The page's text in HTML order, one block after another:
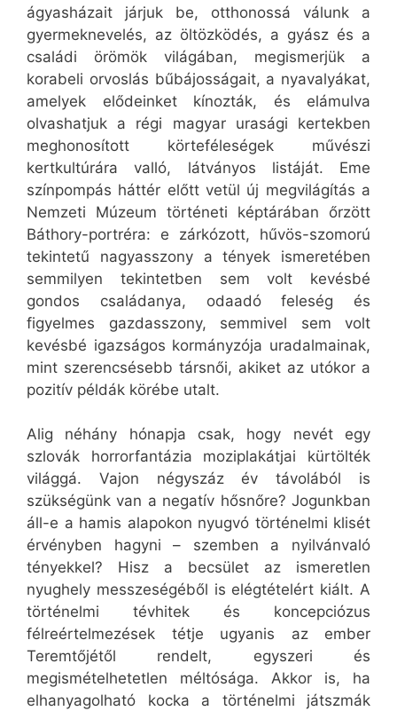
ágyasházait járjuk be, otthonossá válunk a
gyermeknevelés, az öltözködés, a gyász és a
családi örömök világában, megismerjük a
korabeli orvoslás bűbájosságait, a nyavalyákat,
amelyek elődeinket kínozták, és elámulva
olvashatjuk a régi magyar urasági kertekben
meghonosított körteféleségek művészi
kertkultúrára valló, látványos listáját. Eme
színpompás háttér előtt vetül új megvilágítás a
Nemzeti Múzeum történeti képtárában őrzött
Báthory-portréra: e zárkózott, hűvös-szomorú
tekintetű nagyasszony a tények ismeretében
semmilyen tekintetben sem volt kevésbé
gondos családanya, odaadó feleség és
figyelmes gazdasszony, semmivel sem volt
kevésbé igazságos kormányzója uradalmainak,
mint szerencsésebb társnői, akiket az utókor a
pozitív példák körébe utalt.
Alig néhány hónapja csak, hogy nevét egy
szlovák horrorfantázia moziplakátjai kürtölték
világgá. Vajon négyszáz év távolából is
szükségünk van a negatív hősnőre? Jogunkban
áll-e a hamis alapokon nyugvó történelmi klisét
érvényben hagyni – szemben a nyilvánvaló
tényekkel? Hisz a becsület az ismeretlen
nyughely messzeségéből is elégtételért kiált. A
történelmi tévhitek és koncepciózus
félreértelmezések tétje ugyanis az ember
Teremtőjétől rendelt, egyszeri és
megismételhetetlen méltósága. Akkor is, ha
elhanyagolható kocka a történelmi játszmák